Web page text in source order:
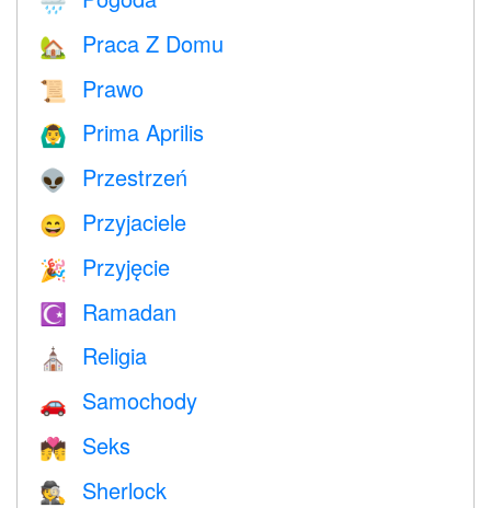
🏡 Praca Z Domu
📜 Prawo
🙆‍♂️ Prima Aprilis
👽 Przestrzeń
😄 Przyjaciele
🎉 Przyjęcie
☪️ Ramadan
⛪️ Religia
🚗 Samochody
💏 Seks
🕵️ Sherlock